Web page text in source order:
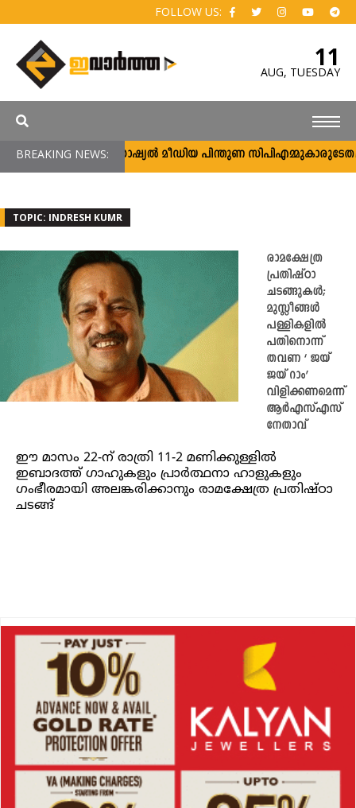
FOLLOW US:
11
AUG, TUESDAY
BREAKING NEWS:സോഷ്യൽ മീഡിയ പിന്തുണ
TOPIC: INDRESH KUMR
രാമക്ഷേത്ര
പ്രതിഷ്ഠാ
ചടങ്ങുകൾ;
മുസ്ലീങ്ങൾ
പള്ളികളിൽ
പതിനൊന്ന്
തവണ ‘ ജയ്
ജയ് റാം’
വിളിക്കണമെന്ന്
ആർഎസ്എസ്
നേതാവ്
ഈ മാസം 22-ന് രാത്രി 11-2 മണിക്കുള്ളിൽ
ഇബാദത്ത് ഗാഹുകളും പ്രാർത്ഥനാ ഹാളുകളും
ഗംഭീരമായി അലങ്കരിക്കാനും രാമക്ഷേത്ര പ്രതിഷ്ഠാ
ചടങ്ങ്